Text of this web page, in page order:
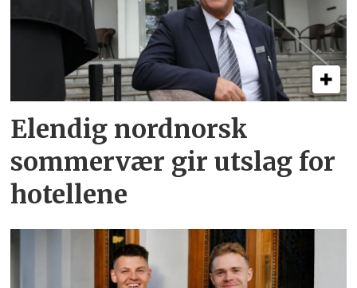
Elendig nordnorsk
sommervær gir utslag for
hotellene